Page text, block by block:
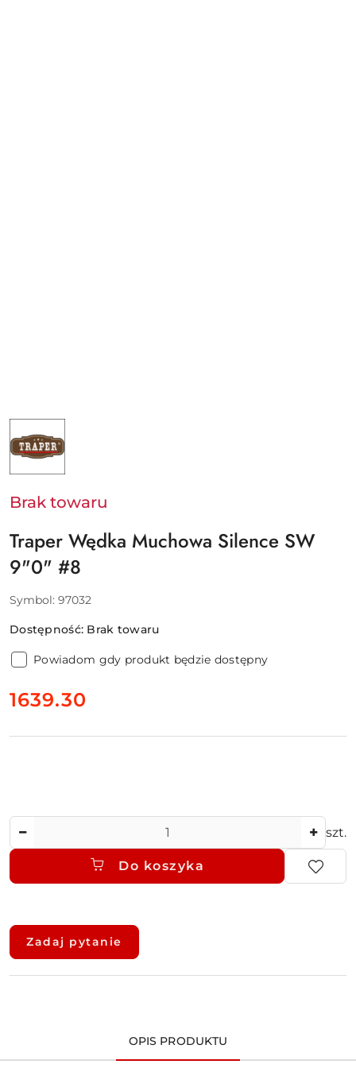
NAZWA
PRODUCENTA:
TRAPER
Brak towaru
Traper Wędka Muchowa Silence SW
9"0" #8
Symbol: 97032
Dostępność: Brak towaru
Powiadom gdy produkt będzie dostępny
cena:
1639.30
szt.
Do koszyka
Dostępność
dostawa
Zadaj pytanie
OPIS PRODUKTU